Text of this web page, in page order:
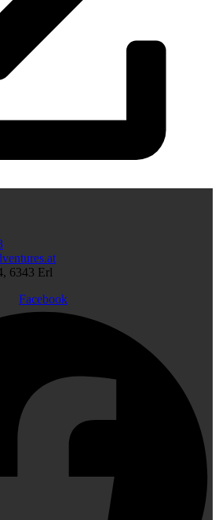
6343 Erl
Facebook